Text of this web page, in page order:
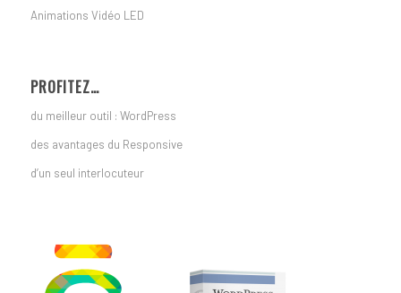
Animations Vidéo LED
PROFITEZ…
du meilleur outil : WordPress
des avantages du Responsive
d’un seul interlocuteur